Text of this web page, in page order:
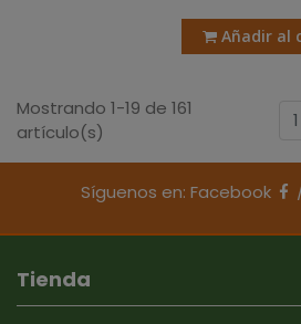
Añadir al
Mostrando 1-19 de 161
artículo(s)
1
Síguenos en: Facebook
Tienda